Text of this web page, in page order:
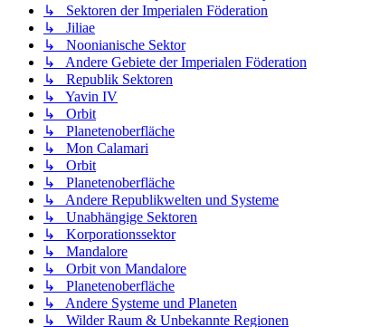
↳ Sektoren der Imperialen Föderation
↳ Jiliae
↳ Noonianische Sektor
↳ Andere Gebiete der Imperialen Föderation
↳ Republik Sektoren
↳ Yavin IV
↳ Orbit
↳ Planetenoberfläche
↳ Mon Calamari
↳ Orbit
↳ Planetenoberfläche
↳ Andere Republikwelten und Systeme
↳ Unabhängige Sektoren
↳ Korporationssektor
↳ Mandalore
↳ Orbit von Mandalore
↳ Planetenoberfläche
↳ Andere Systeme und Planeten
↳ Wilder Raum & Unbekannte Regionen